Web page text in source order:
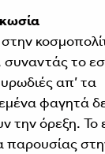
το
απ’ τα
φαγητά
την όρεξη. Το
παρουσίας